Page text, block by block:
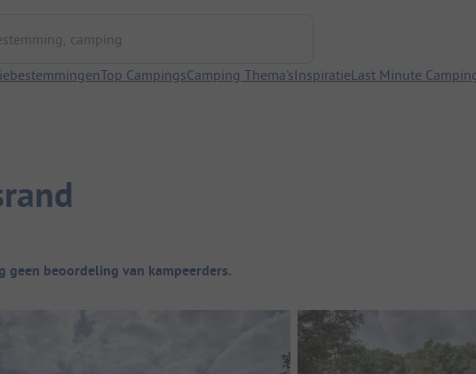
camping
Top CampingsCamping Thema'sInspiratieLast Minute
geen beoordeling van kampeerders.